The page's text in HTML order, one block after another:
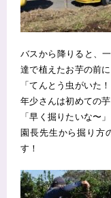
バスから降りると、
達で植えたお芋の前に
「てんとう虫がいた
年少さんは初めての
「早く掘りたいな〜
園長先生から掘り方
す！